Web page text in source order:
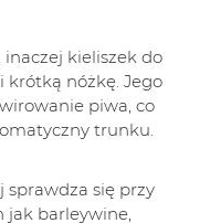
inaczej kieliszek do
krótką nóżkę. Jego
piwa, co
trunku.
sprawdza się przy
jak barleywine,